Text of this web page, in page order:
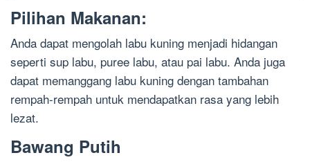
Pilihan Makanan:
Anda dapat mengolah labu kuning menjadi hidangan
seperti sup labu, puree labu, atau pai labu. Anda juga
dapat memanggang labu kuning dengan tambahan
rempah-rempah untuk mendapatkan rasa yang lebih
lezat.
Bawang Putih